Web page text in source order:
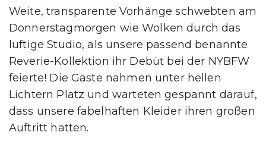
Weite, transparente Vorhänge schwebten am
Donnerstagmorgen wie Wolken durch das
luftige Studio, als unsere passend benannte
Reverie-Kollektion ihr Debüt bei der NYBFW
feierte! Die Gäste nahmen unter hellen
Lichtern Platz und warteten gespannt darauf,
dass unsere fabelhaften Kleider ihren großen
Auftritt hatten.